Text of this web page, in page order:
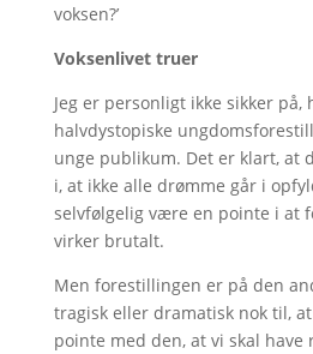
voksen?’
Voksenlivet truer
Jeg er personligt ikke sikker på,
halvdystopiske
unge publikum. Det er klart, at
i, at ikke alle drømme går i
selvfølgelig være en pointe i at
virker brutalt.
Men forestillingen er på den
tragisk eller dramatisk nok til,
pointe med den, at vi skal